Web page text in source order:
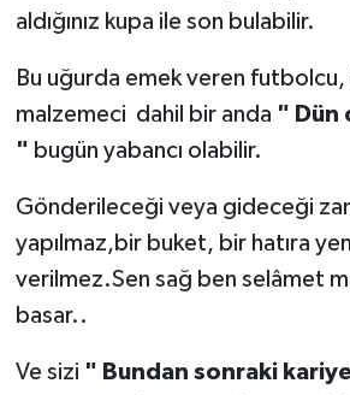
aldığınız kupa ile son bulabilir.
Bu uğurda emek veren
malzemeci dahil bir anda " Dün
" bugün yabancı olabilir.
Gönderileceği veya gideceği
yapılmaz,bir buket, bir hatıra
verilmez.Sen sağ ben selâmet
basar..
Ve sizi " Bundan sonraki